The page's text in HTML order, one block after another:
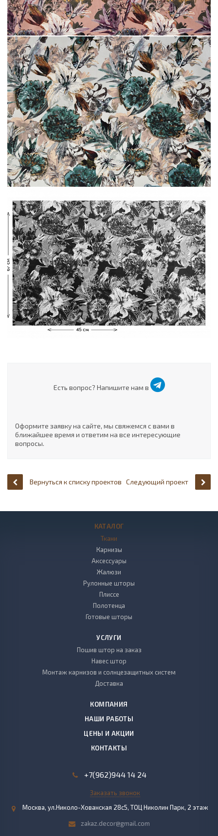
Есть вопрос? Напишите нам в
Оформите заявку на сайте, мы свяжемся с вами в
ближайшее время и ответим на все интересующие
вопросы.
Вернуться к списку проектов Следующий проект
КАТАЛОГ
Ткани
Карнизы
Аксессуары
Жалюзи
Рулонные шторы
Плиссе
Полотенца
Готовые шторы
УСЛУГИ
Пошив штор на заказ
Навес штор
Монтаж карнизов и солнцезащитных систем
Доставка
КОМПАНИЯ
НАШИ РАБОТЫ
ЦЕНЫ И АКЦИИ
КОНТАКТЫ
+7(962)944 14 24
Заказать звонок
Москва, ул.Николо-Хованская 28с5, ТОЦ Николин Парк, 2 этаж
zakaz.decor@gmail.com